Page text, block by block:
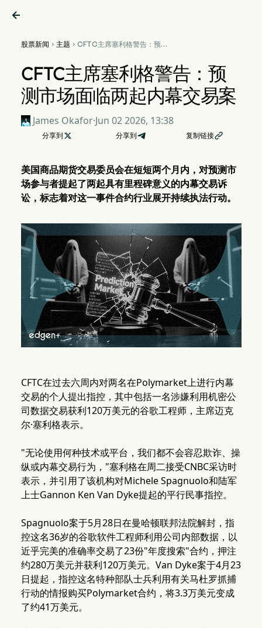

股票新闻  主题  CFTC主席塞利格警告：预测
CFTC主席塞利格警告：预
测市场面临两起内幕交易案
James Okafor·Jun 02 2026, 13:38
分享到  分享到 复制链接
美国商品期货交易委员会在短短两个月内，对预测市
场参与者提起了两起具有里程碑意义的内幕交易诉
讼，标志着对这一事件合约行业展开持续执法行动。
CFTC在过去六周内对两名在Polymarket上进行内幕
交易的个人提出指控，其中包括一名涉嫌利用机密公
司数据交易获利120万美元的谷歌工程师，主席迈克
尔·塞利格表示。
"无论使用何种技术或平台，我们都不会容忍欺诈、操
纵或内幕交易行为，"塞利格在周二接受CNBC采访时
表示，并引用了该机构对Michele Spagnuolo和陆军
上士Gannon Ken Van Dyke提起的平行民事指控。
Spagnuolo案于5月28日在曼哈顿联邦法院解封，指
控这名36岁的谷歌软件工程师利用公司内部数据，以
近乎完美的准确率交易了23份"年度搜索"合约，押注
约280万美元并获利120万美元。Van Dyke案于4月23
日提起，指控这名特种部队士兵利用有关马杜罗抓捕
行动的情报购买Polymarket合约，将3.3万美元变成
了约41万美元。